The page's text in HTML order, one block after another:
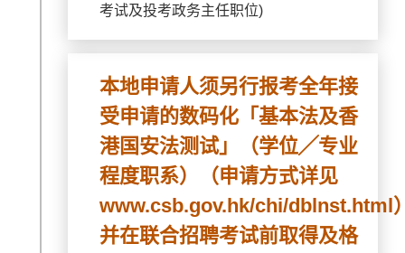
考试及投考政务主任职位)
本地申请人须另行报考全年接
受申请的数码化「基本法及香
港国安法测试」（学位╱专业
程度职系）（申请方式详见
www.csb.gov.hk/chi/dblnst.html
并在联合招聘考试前取得及格